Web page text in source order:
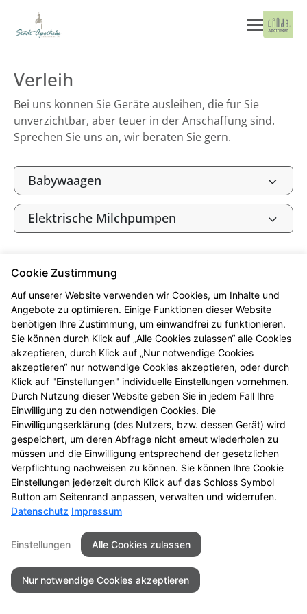
Verleih
Bei uns können Sie Geräte ausleihen, die für Sie
unverzichtbar, aber teuer in der Anschaffung sind.
Sprechen Sie uns an, wir beraten Sie gern.
Babywaagen
Elektrische Milchpumpen
Kontakt Impressum
Datenschutz
Barrierefreiheit
© 2026 Stadt Apotheke
Cookie Zustimmung
Auf unserer Website verwenden wir Cookies, um Inhalte und
Angebote zu optimieren. Einige Funktionen dieser Website
benötigen Ihre Zustimmung, um einwandfrei zu funktionieren.
Sie können durch Klick auf „Alle Cookies zulassen“ alle Cookies
akzeptieren, durch Klick auf „Nur notwendige Cookies
akzeptieren“ nur notwendige Cookies akzeptieren, oder durch
Klick auf "Einstellungen" individuelle Einstellungen vornehmen.
Durch Nutzung dieser Website geben Sie in jedem Fall Ihre
Einwilligung zu den notwendigen Cookies. Die
Einwilligungserklärung (des Nutzers, bzw. dessen Gerät) wird
gespeichert, um deren Abfrage nicht erneut wiederholen zu
müssen und die Einwilligung entsprechend der gesetzlichen
Verpflichtung nachweisen zu können. Sie können Ihre Cookie
Einstellungen jederzeit durch Klick auf das Schloss Symbol
Button am Seitenrand anpassen, verwalten und widerrufen.
Datenschutz Impressum
Einstellungen Alle Cookies zulassen
Nur notwendige Cookies akzeptieren